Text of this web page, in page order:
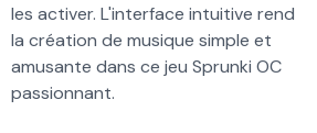
les activer. L'interface intuitive rend
la création de musique simple et
amusante dans ce jeu Sprunki OC
passionnant.